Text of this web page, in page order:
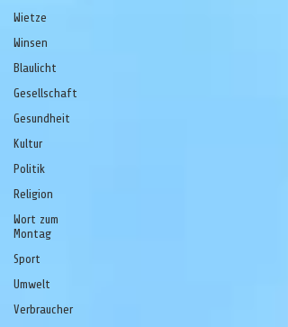
Wietze
Winsen
Blaulicht
Gesellschaft
Gesundheit
Kultur
Politik
Religion
Wort zum
Montag
Sport
Umwelt
Verbraucher